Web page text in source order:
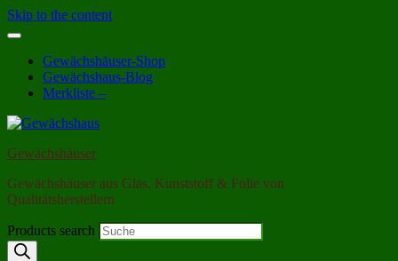
Skip to the content
Gewächshäuser-Shop
Gewächshaus-Blog
Merkliste –
Gewächshäuser
Gewächshäuser aus Glas, Kunststoff & Folie von
Qualitätsherstellern
Products search